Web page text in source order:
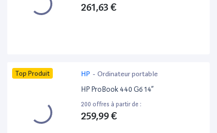
261,63 €
Top Produit HP - Ordinateur portable
HP ProBook 440 G6 14”
200 offres à partir de :
259,99 €